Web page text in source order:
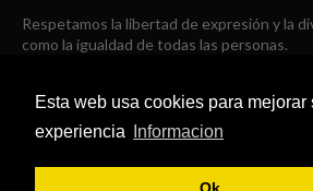
Esta web usa cookies para mejorar
experiencia
Informacion
Respetamos la libertad de expresión y la
como la igualdad de todas las personas.
Copyright © 1998 -